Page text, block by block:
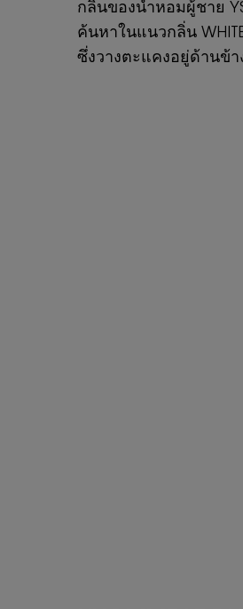
กลิ่นของน้ำหอมผู้ชาย
ค้นหาในแนวกลิ่น
ซึ่งวางตะแคงอยู่ด้านข้